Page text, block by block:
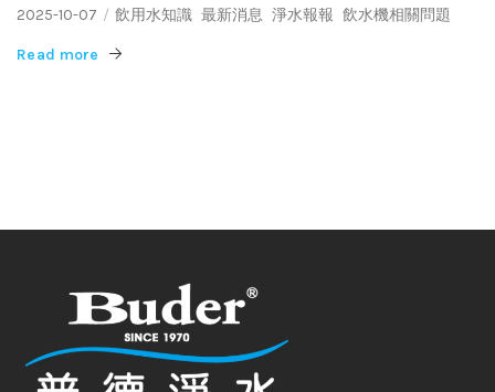
2025-10-07 飲用水知識 最新消息 淨水報報 飲水機相關問題
Read more